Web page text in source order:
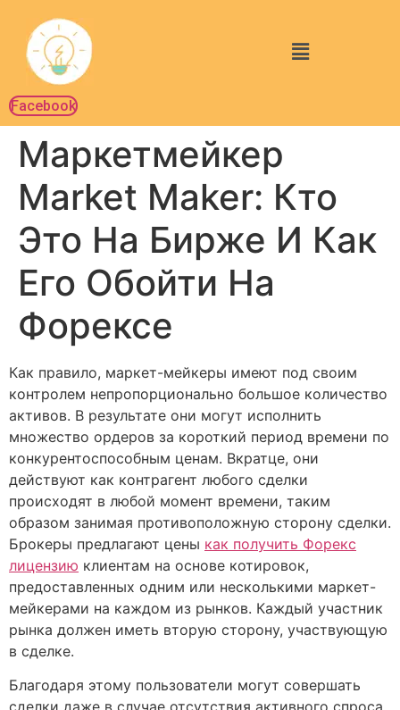
Facebook
Маркетмейкер
Market Maker: Кто
Это На Бирже И Как
Его Обойти На
Форексе
Как правило, маркет-мейкеры имеют под своим
контролем непропорционально большое количество
активов. В результате они могут исполнить
множество ордеров за короткий период времени по
конкурентоспособным ценам. Вкратце, они
действуют как контрагент любого сделки
происходят в любой момент времени, таким
образом занимая противоположную сторону сделки.
Брокеры предлагают цены как получить Форекс
лицензию клиентам на основе котировок,
предоставленных одним или несколькими маркет-
мейкерами на каждом из рынков. Каждый участник
рынка должен иметь вторую сторону, участвующую
в сделке.
Благодаря этому пользователи могут совершать